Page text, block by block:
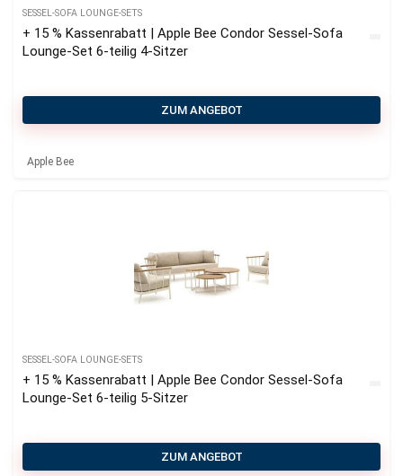
SESSEL-SOFA LOUNGE-SETS
+ 15 % Kassenrabatt | Apple Bee Condor Sessel-Sofa
Lounge-Set 6-teilig 4-Sitzer
ZUM ANGEBOT
Apple Bee
SESSEL-SOFA LOUNGE-SETS
+ 15 % Kassenrabatt | Apple Bee Condor Sessel-Sofa
Lounge-Set 6-teilig 5-Sitzer
ZUM ANGEBOT